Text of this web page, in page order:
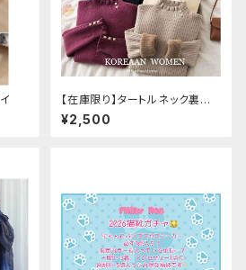
【在庫限り】タートルネック裏起
毛セーター
¥2,500